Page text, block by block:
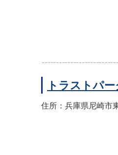
トラストパ
住所：兵庫県尼崎市